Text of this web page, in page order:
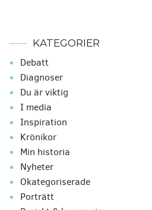
KATEGORIER
Debatt
Diagnoser
Du är viktig
I media
Inspiration
Krönikor
Min historia
Nyheter
Okategoriserade
Porträtt